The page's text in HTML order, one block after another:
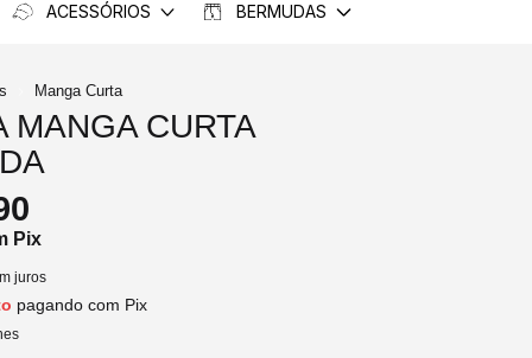
ACESSÓRIOS BERMUDAS
Manga Curta
MANGA CURTA
Pix
juros
pagando com Pix